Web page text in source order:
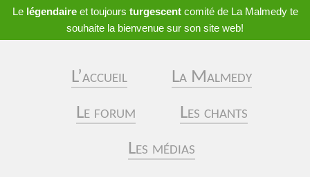
Le légendaireet toujours turgescentcomité de La Malmedy te
souhaite la bienvenue sur son site web!
L’accueil
La Malmedy
Le forum
Les chants
Les médias